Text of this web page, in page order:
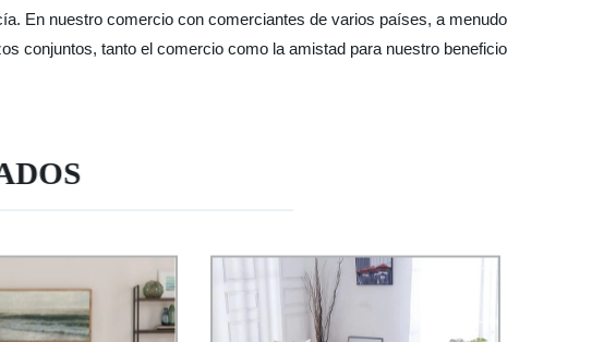
En nuestro comercio con comerciantes de varios países, a menudo
conjuntos, tanto el comercio como la amistad para nuestro beneficio